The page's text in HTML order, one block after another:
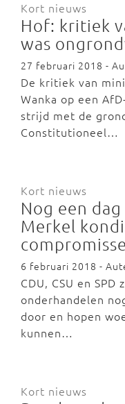
Kort nieuws
Hof: kritiek
was
27 februari 2018 -
De kritiek van
Wanka op een
strijd met de
Constitutioneel…
Kort nieuws
Nog een
Merkel
6 februari 2018 -
CDU, CSU en
onderhandelen
door en hopen
kunnen…
Kort nieuws